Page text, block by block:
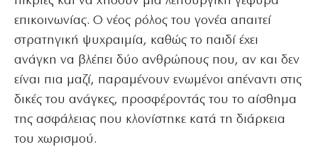
επικοινωνίας. Ο νέος ρόλος του γονέα απαιτεί
στρατηγική ψυχραιμία, καθώς το παιδί έχει
ανάγκη να βλέπει δύο ανθρώπους που, αν και δεν
είναι πια μαζί, παραμένουν ενωμένοι απέναντι στις
δικές του ανάγκες, προσφέροντάς του το αίσθημα
της ασφάλειας που κλονίστηκε κατά τη διάρκεια
του χωρισμού.